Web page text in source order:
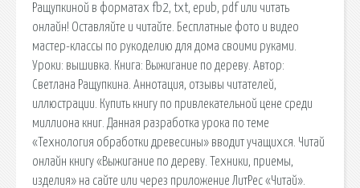
Ращупкиной в форматах fb2, txt, epub, pdf или читать
онлайн! Оставляйте и читайте. Бесплатные фото и видео
мастер-классы по рукоделию для дома своими руками.
Уроки: вышивка. Книга: Выжигание по дереву. Автор:
Светлана Ращупкина. Аннотация, отзывы читателей,
иллюстрации. Купить книгу по привлекательной цене среди
миллиона книг. Данная разработка урока по теме
«Технология обработки древесины» вводит учащихся. Читай
онлайн книгу «Выжигание по дереву. Техники, приемы,
изделия» на сайте или через приложение ЛитРес «Читай».